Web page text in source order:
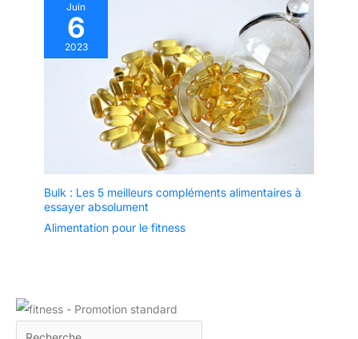
Juin
6
2023
Bulk : Les 5 meilleurs compléments alimentaires à
essayer absolument
Alimentation pour le fitness